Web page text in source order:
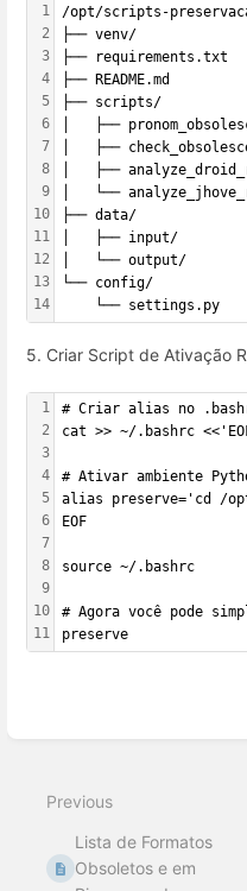
1
2
3
4
5
6
7
8
9
10
11
12
13
14
/opt/scripts-
├── venv/
├──
├── README.md
├── scripts/
│   ├──
│   ├──
│   ├──
│   └──
├── data/
│   ├── input/
│   └── output/
└── config/
└── settings.py
5. Criar Script de Ativação
1
2
3
4
5
6
7
8
9
10
11
# Criar alias no
cat >> ~/.bashrc
# Ativar ambiente
alias preserve='cd /
EOF
source ~/.bashrc
# Agora você pode
preserve
mode
Previous
Lista de Formatos
Obsoletos e em